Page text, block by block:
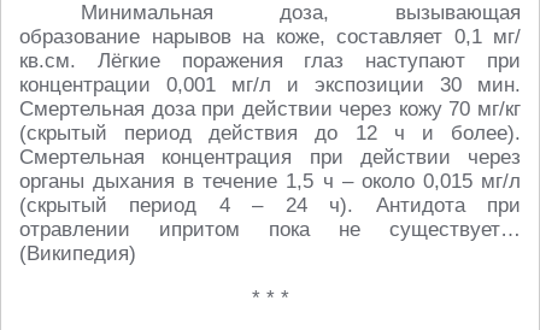
Минимальная доза, вызывающая
образование нарывов на коже, составляет 0,1 мг/
кв.см. Лёгкие поражения глаз наступают при
концентрации 0,001 мг/л и экспозиции 30 мин.
Смертельная доза при действии через кожу 70 мг/кг
(скрытый период действия до 12 ч и более).
Смертельная концентрация при действии через
органы дыхания в течение 1,5 ч – около 0,015 мг/л
(скрытый период 4 – 24 ч). Антидота при
отравлении ипритом пока не существует…
(Википедия)
* * *